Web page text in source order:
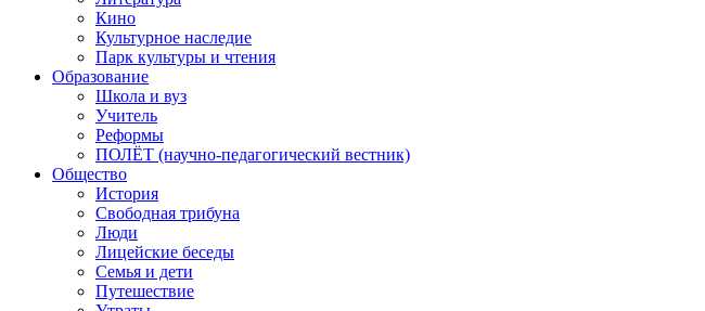
Кино
Культурное наследие
Парк культуры и чтения
Образование
Школа и вуз
Учитель
Реформы
ПОЛЁТ (научно-педагогический вестник)
Общество
История
Свободная трибуна
Люди
Лицейские беседы
Семья и дети
Путешествие